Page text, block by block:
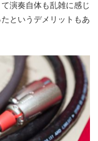
演奏自体も乱雑に感じ
というデメリットもあ